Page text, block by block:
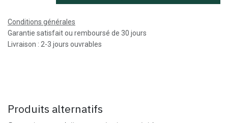
Conditions générales
Garantie satisfait ou remboursé de 30 jours
Livraison : 2-3 jours ouvrables
Produits alternatifs